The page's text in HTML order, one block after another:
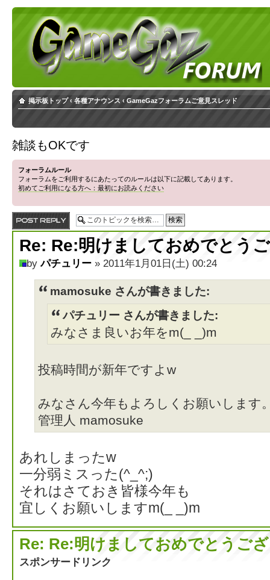
掲示板トップ ‹ 各種アナウンス ‹ GameGazフォーラムご意見スレッド
雑談もOKです
フォーラムルール
フォーラムをご利用するにあたってのルールは以下に記載してあります。
初めてご利用になる方へ：最初にお読みください
Re: Re:明けましておめでとう
byパチュリー » 2011年1月01日(土) 00:24
mamosuke さんが書きました:
パチュリー さんが書きました:
みなさま良いお年をm(_ _)m
投稿時間が新年ですよw
みなさん今年もよろしくお願いします
管理人 mamosuke
あれしまったw
一分弱ミスった(^_^;)
それはさておき皆様今年も
宜しくお願いしますm(_ _)m
Re: Re:明けましておめでとうご
スポンサードリンク